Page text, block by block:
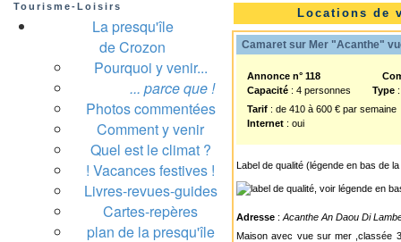
Tourisme-Loisirs
La presqu'île
de Crozon
Pourquoi y venir...
... parce que !
Photos commentées
Comment y venir
Quel est le climat ?
! Vacances festives !
Livres-revues-guides
Cartes-repères
plan de la presqu'île
Locations de
Camaret sur Mer "Acanthe"
Annonce n° 118
Capacité : 4 personnes Type
Tarif : de 410 à 600 € par semaine
Internet : oui
Label de qualité (légende en bas de
Adresse : Acanthe An Daou Di
Maison avec vue sur mer ,classée